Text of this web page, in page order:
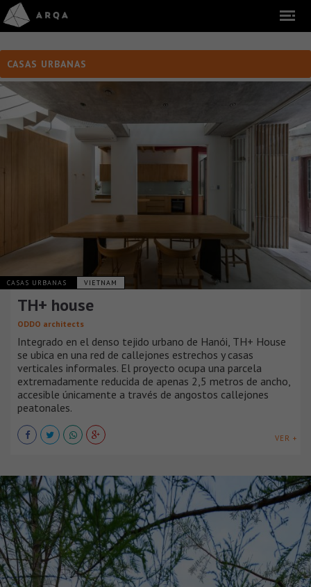
CASAS URBANAS
CASAS URBANAS VIETNAM
TH+ house
ODDO architects
Integrado en el denso tejido urbano de Hanói, TH+ House
se ubica en una red de callejones estrechos y casas
verticales informales. El proyecto ocupa una parcela
extremadamente reducida de apenas 2,5 metros de ancho,
accesible únicamente a través de angostos callejones
peatonales.
VER +